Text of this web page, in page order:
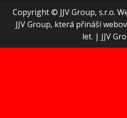
Copyright © JJV Group, s.r.o.
JJV Group, která přináší
let. | JJV